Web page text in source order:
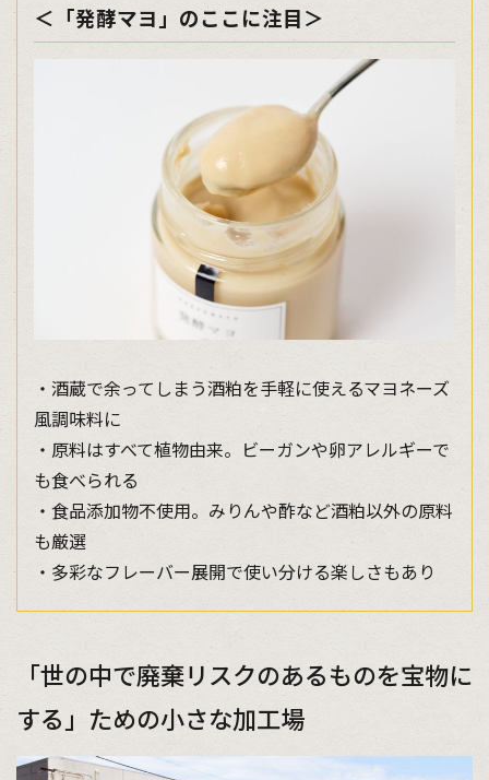
＜「発酵マヨ」のここに注目＞
・酒蔵で余ってしまう酒粕を手軽に使えるマヨネーズ
風調味料に
・原料はすべて植物由来。ビーガンや卵アレルギーで
も食べられる
・食品添加物不使用。みりんや酢など酒粕以外の原料
も厳選
・多彩なフレーバー展開で使い分ける楽しさもあり
「世の中で廃棄リスクのあるものを宝物に
する」ための小さな加工場